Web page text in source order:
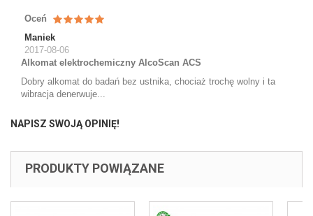
Oceń
Maniek
2017-08-06
Alkomat elektrochemiczny AlcoScan ACS
Dobry alkomat do badań bez ustnika, chociaż trochę wolny i ta
wibracja denerwuje...
NAPISZ SWOJĄ OPINIĘ!
PRODUKTY POWIĄZANE